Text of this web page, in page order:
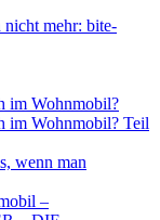
mehr: bite-
im Wohnmobil?
im Wohnmobil? Teil
wenn man
–